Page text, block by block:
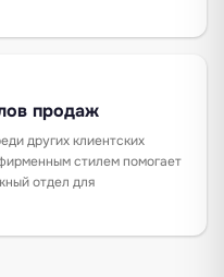
продаж
других клиентских
стилем помогает
отдел для